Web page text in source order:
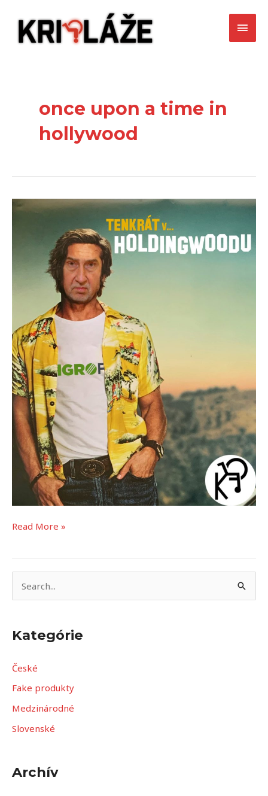
obsah
once upon a time in
hollywood
Tenkrát
Holdingwoodu
Read More »
ľ
a
ť
:
Kategórie
České
Fake produkty
Medzinárodné
Slovenské
Archív